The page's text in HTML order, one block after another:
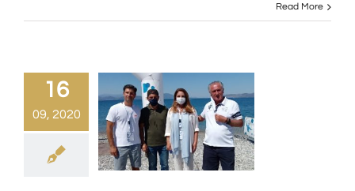
Read More
16
09, 2020